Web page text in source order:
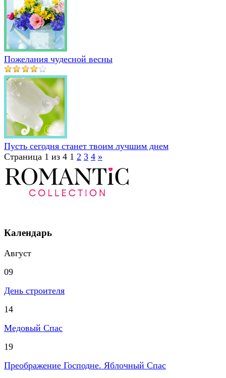
Пожелания чудесной весны
Пусть сегодня станет твоим лучшим днем
Страница 1 из 4 1 2 3 4 »
Календарь
Август
09
День строителя
14
Медовый Спас
19
Преображение Господне. Яблочный Спас